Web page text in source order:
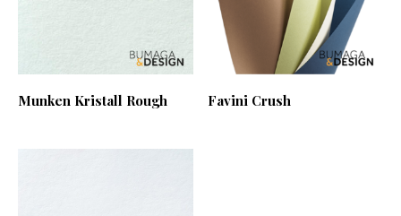
Munken Kristall Rough Favini Crush